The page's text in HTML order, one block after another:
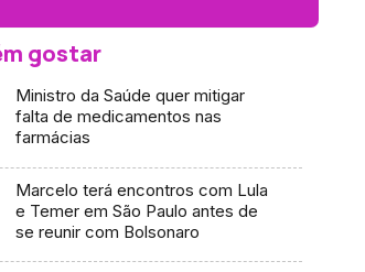
gostar
Ministro da Saúde quer mitigar
falta de medicamentos nas
farmácias
Marcelo terá encontros com Lula
e Temer em São Paulo antes de
se reunir com Bolsonaro